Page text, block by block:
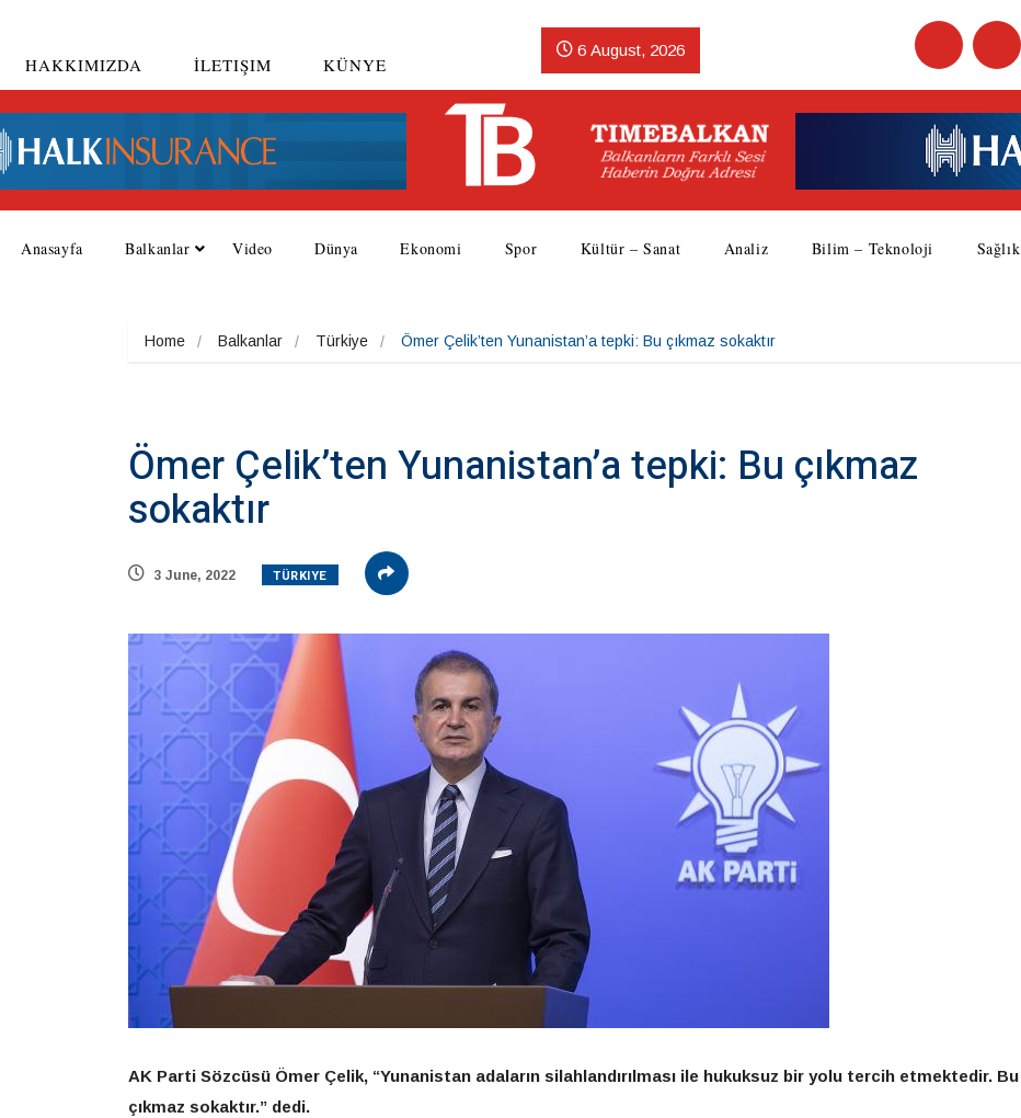
HAKKIMIZDA İLETIŞIM KÜNYE
6 August, 2026
Anasayfa Balkanlar Video Dünya Ekonomi Spor Kültür – Sanat Analiz Bilim – Teknoloji Sağlık
Home Balkanlar Türkiye Ömer Çelik’ten Yunanistan’a tepki: Bu çıkmaz sokaktır
Ömer Çelik’ten Yunanistan’a tepki: Bu çıkmaz
sokaktır
3 June, 2022 TÜRKIYE
AK Parti Sözcüsü Ömer Çelik, “Yunanistan adaların silahlandırılması ile hukuksuz bir yolu tercih etmektedir. Bu
çıkmaz sokaktır.” dedi.